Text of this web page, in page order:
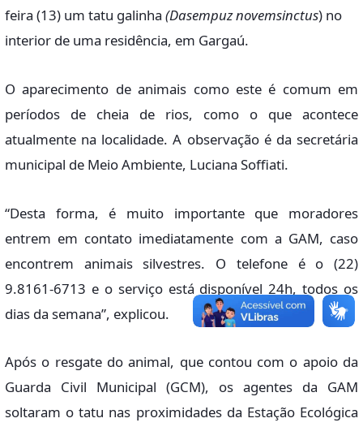
feira (13) um tatu galinha (Dasempuz novemsinctus) no
interior de uma residência, em Gargaú.
O aparecimento de animais como este é comum em
períodos de cheia de rios, como o que acontece
atualmente na localidade. A observação é da secretária
municipal de Meio Ambiente, Luciana Soffiati.
“Desta forma, é muito importante que moradores
entrem em contato imediatamente com a GAM, caso
encontrem animais silvestres. O telefone é o (22)
9.8161-6713 e o serviço está disponível 24h, todos os
dias da semana”, explicou.
Após o resgate do animal, que contou com o apoio da
Guarda Civil Municipal (GCM), os agentes da GAM
soltaram o tatu nas proximidades da Estação Ecológica